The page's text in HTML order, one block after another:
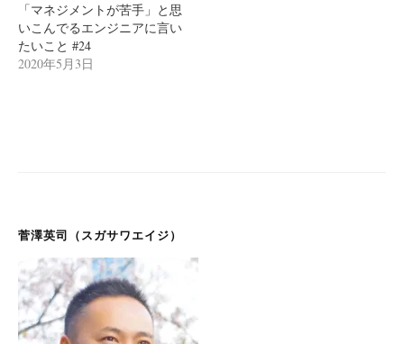
「マネジメントが苦手」と思
いこんでるエンジニアに言い
たいこと #24
2020年5月3日
菅澤英司（スガサワエイジ）